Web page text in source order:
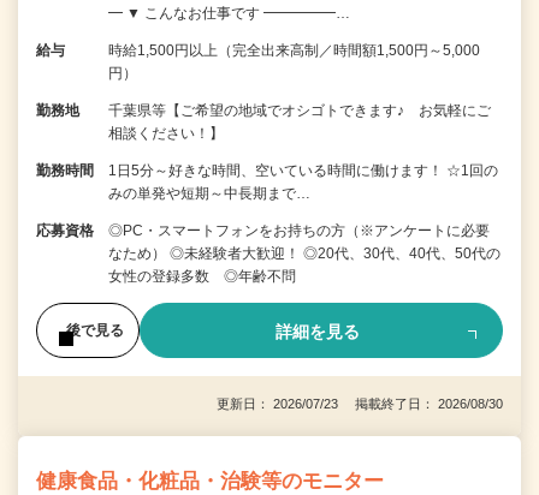
━ ▼ こんなお仕事です ━━━━━…
給与
時給1,500円以上（完全出来高制／時間額1,500円～5,000
円）
勤務地
千葉県等【ご希望の地域でオシゴトできます♪ お気軽にご
相談ください！】
勤務時間
1日5分～好きな時間、空いている時間に働けます！ ☆1回の
みの単発や短期～中長期まで…
応募資格
◎PC・スマートフォンをお持ちの方（※アンケートに必要
なため） ◎未経験者大歓迎！ ◎20代、30代、40代、50代の
女性の登録多数 ◎年齢不問
後で見る 詳細を見る
更新日： 2026/07/23 掲載終了日： 2026/08/30
健康食品・化粧品・治験等のモニター